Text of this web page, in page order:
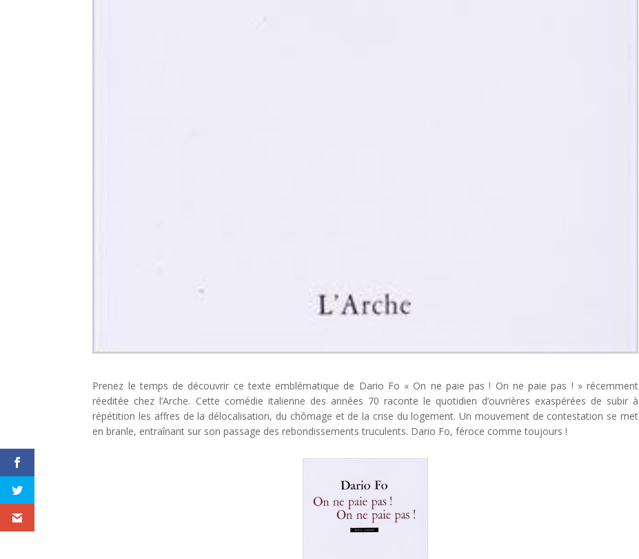
Prenez le temps de découvrir ce texte emblématique de Dario Fo « On ne paie pas ! On ne paie pas ! » récemment
réeditée chez l’Arche. Cette comédie italienne des années 70 raconte le quotidien d’ouvrières exaspérées de subir à
répétition les affres de la délocalisation, du chômage et de la crise du logement. Un mouvement de contestation se met
en branle, entraînant sur son passage des rebondissements truculents. Dario Fo, féroce comme toujours !